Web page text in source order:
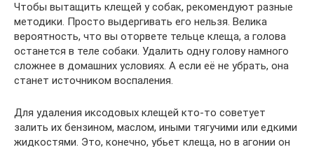
Чтобы вытащить клещей у собак, рекомендуют разные
методики. Просто выдергивать его нельзя. Велика
вероятность, что вы оторвете тельце клеща, а голова
останется в теле собаки. Удалить одну голову намного
сложнее в домашних условиях. А если её не убрать, она
станет источником воспаления.
Для удаления иксодовых клещей кто-то советует
залить их бензином, маслом, иными тягучими или едкими
жидкостями. Это, конечно, убьет клеща, но в агонии он